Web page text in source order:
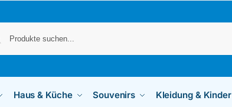
Haus & Küche Souvenirs Kleidung & Kinder